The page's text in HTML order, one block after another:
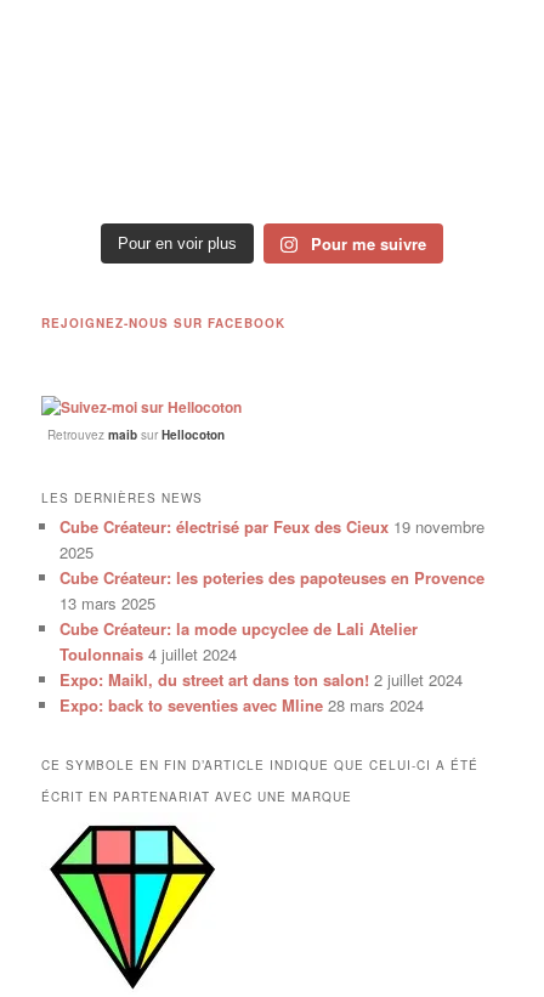
Pour en voir plus Pour me suivre
REJOIGNEZ-NOUS SUR FACEBOOK
Retrouvezmaib surHellocoton
LES DERNIÈRES NEWS
Cube Créateur: électrisé par Feux des Cieux 19 novembre
2025
Cube Créateur: les poteries des papoteuses en Provence
13 mars 2025
Cube Créateur: la mode upcyclee de Lali Atelier
Toulonnais 4 juillet 2024
Expo: Maikl, du street art dans ton salon! 2 juillet 2024
Expo: back to seventies avec Mline 28 mars 2024
CE SYMBOLE EN FIN D’ARTICLE INDIQUE QUE CELUI-CI A ÉTÉ
ÉCRIT EN PARTENARIAT AVEC UNE MARQUE